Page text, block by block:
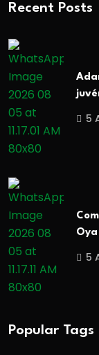
Recent Posts
5
Oya
5
Popular Tags